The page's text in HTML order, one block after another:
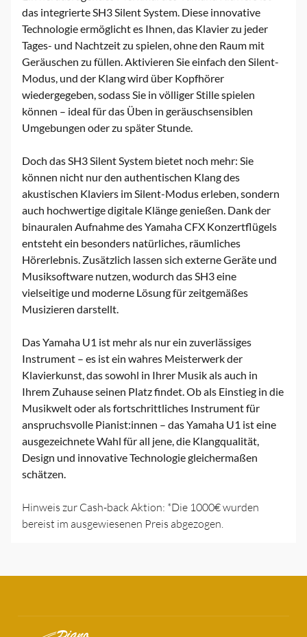
das integrierte SH3 Silent System. Diese innovative
Technologie ermöglicht es Ihnen, das Klavier zu jeder
Tages- und Nachtzeit zu spielen, ohne den Raum mit
Geräuschen zu füllen. Aktivieren Sie einfach den Silent-
Modus, und der Klang wird über Kopfhörer
wiedergegeben, sodass Sie in völliger Stille spielen
können – ideal für das Üben in geräuschsensiblen
Umgebungen oder zu später Stunde.
Doch das SH3 Silent System bietet noch mehr: Sie
können nicht nur den authentischen Klang des
akustischen Klaviers im Silent-Modus erleben, sondern
auch hochwertige digitale Klänge genießen. Dank der
binauralen Aufnahme des Yamaha CFX Konzertflügels
entsteht ein besonders natürliches, räumliches
Hörerlebnis. Zusätzlich lassen sich externe Geräte und
Musiksoftware nutzen, wodurch das SH3 eine
vielseitige und moderne Lösung für zeitgemäßes
Musizieren darstellt.
Das Yamaha U1 ist mehr als nur ein zuverlässiges
Instrument – es ist ein wahres Meisterwerk der
Klavierkunst, das sowohl in Ihrer Musik als auch in
Ihrem Zuhause seinen Platz findet. Ob als Einstieg in die
Musikwelt oder als fortschrittliches Instrument für
anspruchsvolle Pianist:innen – das Yamaha U1 ist eine
ausgezeichnete Wahl für all jene, die Klangqualität,
Design und innovative Technologie gleichermaßen
schätzen.
Hinweis zur Cash-back Aktion: *Die 1000€ wurden
bereist im ausgewiesenen Preis abgezogen.